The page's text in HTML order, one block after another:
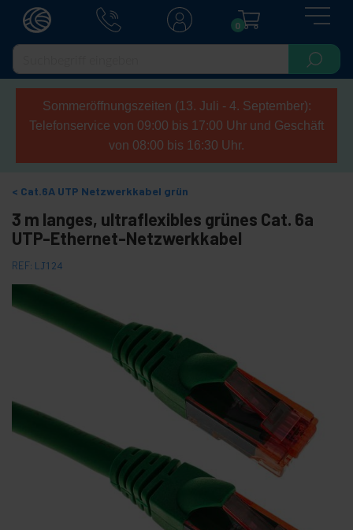
0
Sommeröffnungszeiten (13. Juli - 4. September):
Telefonservice von 09:00 bis 17:00 Uhr und Geschäft
von 08:00 bis 16:30 Uhr.
Cat.6A UTP Netzwerkkabel grün
3 m langes, ultraflexibles grünes Cat. 6a
UTP-Ethernet-Netzwerkkabel
REF: LJ124